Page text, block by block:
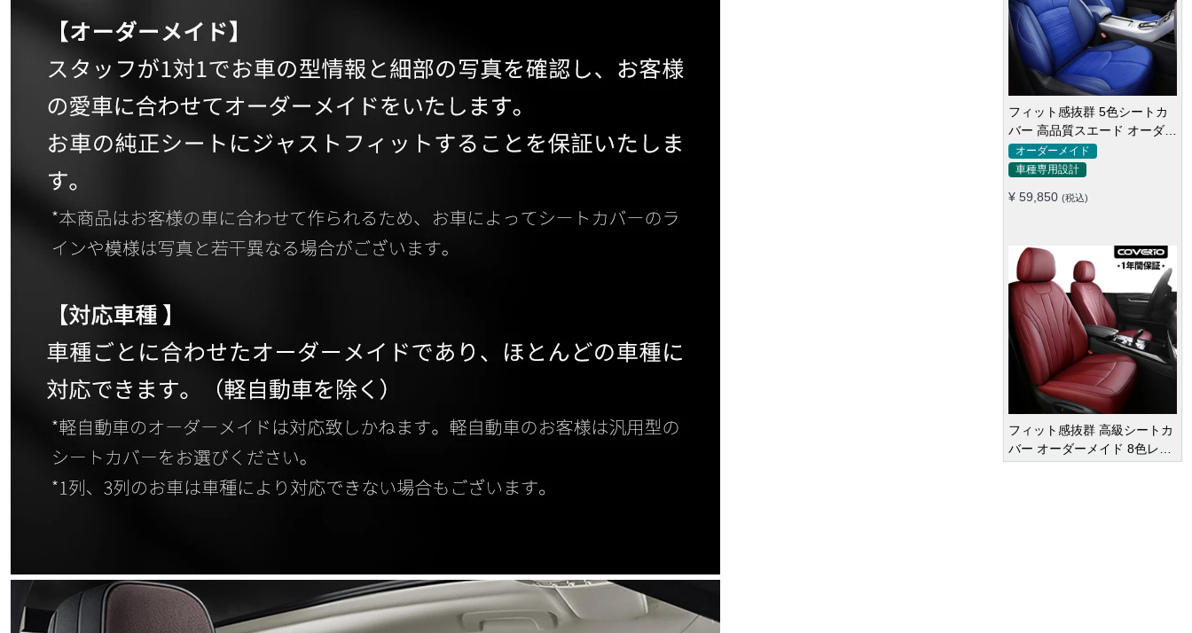
フィット感抜群 5色シートカ
バー 高品質スエード オーダー
メイド 防汚防水 耐久性
オーダーメイド
車種専用設計
¥ 59,850 (税込)
フィット感抜群 高級シートカ
バー オーダーメイド 8色レザ